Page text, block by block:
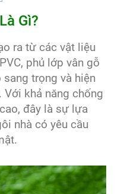
Gì?
ra từ các vật liệu
phủ lớp vân gỗ
trọng và hiện
khả năng chống
đây là sự lựa
nhà có yêu cầu